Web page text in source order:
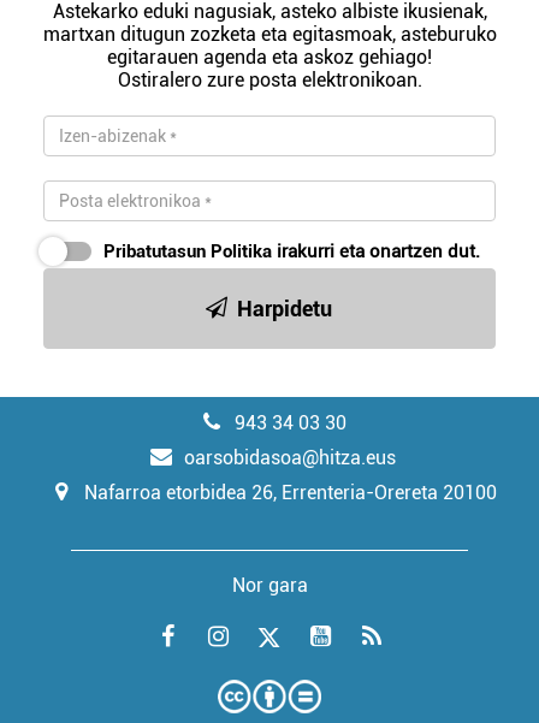
Astekarko eduki nagusiak, asteko albiste ikusienak,
martxan ditugun zozketa eta egitasmoak, asteburuko
egitarauen agenda eta askoz gehiago!
Ostiralero zure posta elektronikoan.
Pribatutasun Politika irakurri eta onartzen dut.
Harpidetu
943 34 03 30
oarsobidasoa@hitza.eus
Nafarroa etorbidea 26, Errenteria-Orereta 20100
Nor gara